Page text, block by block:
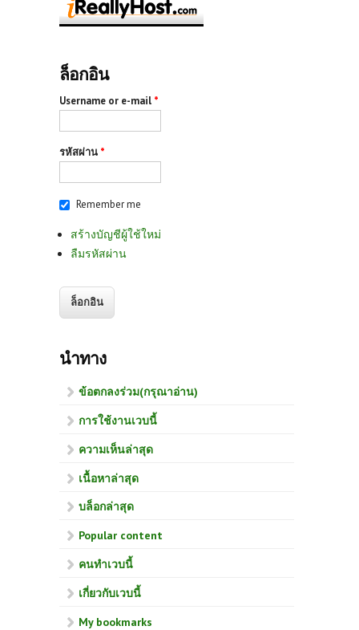
ล็อกอิน
Username or e-mail *
รหัสผ่าน *
Remember me
สร้างบัญชีผู้ใช้ใหม่
ลืมรหัสผ่าน
นำทาง
ข้อตกลงร่วม(กรุณาอ่าน)
การใช้งานเวบนี้
ความเห็นล่าสุด
เนื้อหาล่าสุด
บล็อกล่าสุด
Popular content
คนทำเวบนี้
เกี่ยวกับเวบนี้
My bookmarks